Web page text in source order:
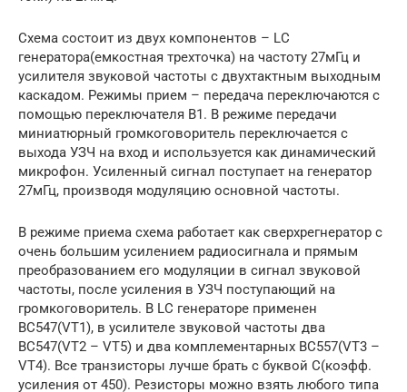
Схема состоит из двух компонентов – LC
генератора(емкостная трехточка) на частоту 27мГц и
усилителя звуковой частоты с двухтактным выходным
каскадом. Режимы прием – передача переключаются с
помощью переключателя В1. В режиме передачи
миниатюрный громкоговоритель переключается с
выхода УЗЧ на вход и используется как динамический
микрофон. Усиленный сигнал поступает на генератор
27мГц, производя модуляцию основной частоты.
В режиме приема схема работает как сверхрегнератор с
очень большим усилением радиосигнала и прямым
преобразованием его модуляции в сигнал звуковой
частоты, после усиления в УЗЧ поступающий на
громкоговоритель. В LC генераторе применен
BC547(VT1), в усилителе звуковой частоты два
BC547(VT2 – VT5) и два комплементарных BC557(VT3 –
VT4). Все транзисторы лучше брать с буквой C(коэфф.
усиления от 450). Резисторы можно взять любого типа